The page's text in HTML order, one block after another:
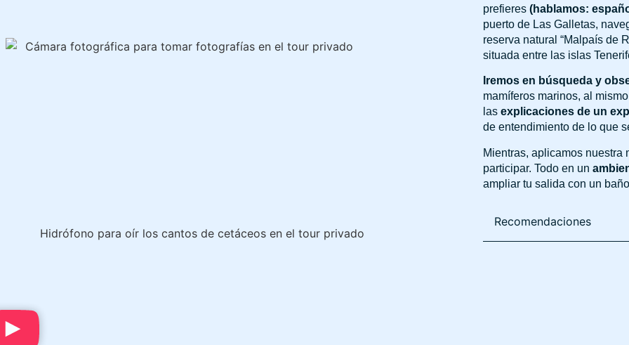
prefieres (hablamos:
puerto de Las Galletas,
reserva natural “Malpaís de
situada entre las islas
Iremos en búsqueda y
mamíferos marinos, al
las explicaciones de un
de entendimiento de lo que
Mientras, aplicamos nuestra
participar. Todo en un
ampliar tu salida con un
Recomendaciones